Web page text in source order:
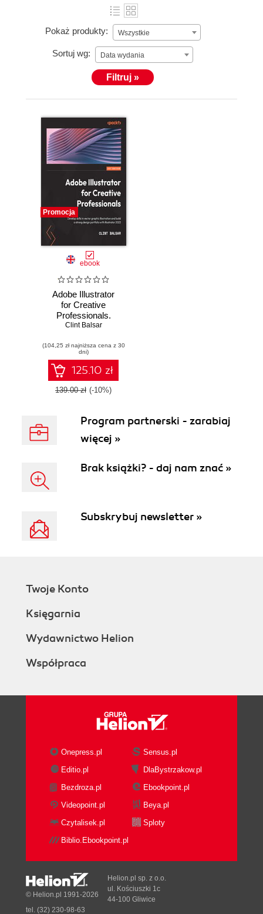
Pokaż produkty: Wszystkie
Sortuj wg: Data wydania
Filtruj »
Promocja
ebook
Adobe Illustrator
for Creative
Professionals.
Develop skills in
illustration and
build a strong
design portfolio
with Illustrator 2022
Clint Balsar
(104,25 zł najniższa cena z 30
dni)
125.10 zł
139.00 zł (-10%)
Program partnerski - zarabiaj
więcej »
Brak książki? - daj nam znać »
Subskrybuj newsletter »
Twoje Konto
Księgarnia
Wydawnictwo Helion
Współpraca
Onepress.pl
Sensus.pl
Editio.pl
DlaBystrzakow.pl
Bezdroza.pl
Ebookpoint.pl
Videopoint.pl
Beya.pl
Czytalisek.pl
Sploty
Biblio.Ebookpoint.pl
© Helion.pl 1991-2026
Helion.pl sp. z o.o.
ul. Kościuszki 1c
44-100 Gliwice
tel. (32) 230-98-63